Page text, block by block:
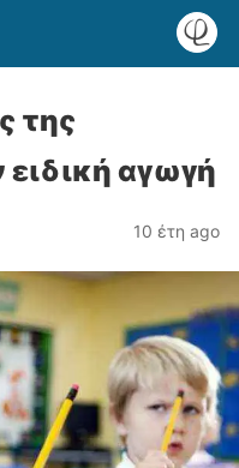
της
αγωγή
10 έτη ago